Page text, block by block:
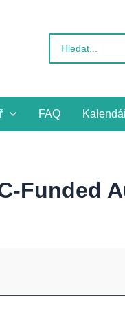
pro:
FAQ
Funded